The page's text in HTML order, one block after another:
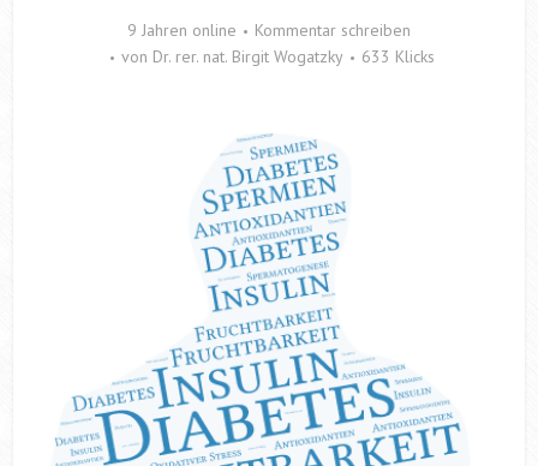
9 Jahren online
Kommentar schreiben
von Dr. rer. nat. Birgit Wogatzky 633 Klicks